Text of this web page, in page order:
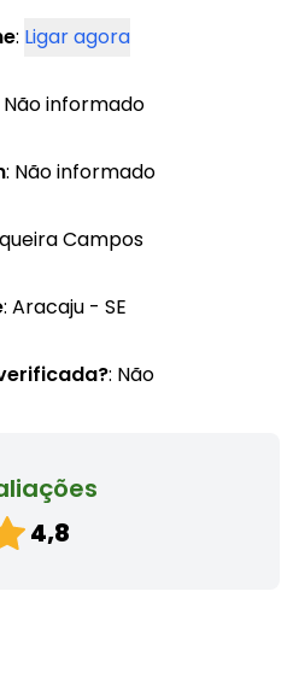
: Ligar agora
Não informado
: Não informado
Campos
: Aracaju - SE
: Não
4,8